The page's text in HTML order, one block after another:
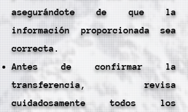
asegurándote de que la
información proporcionada sea
correcta.
Antes de confirmar la
transferencia, revisa
cuidadosamente todos los